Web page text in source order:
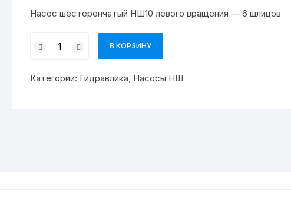
Насос шестеренчатый НШ10 левого вращения — 6 шлицов
товара
Левый
В КОРЗИНУ
Категории: Гидравлика, Насосы НШ